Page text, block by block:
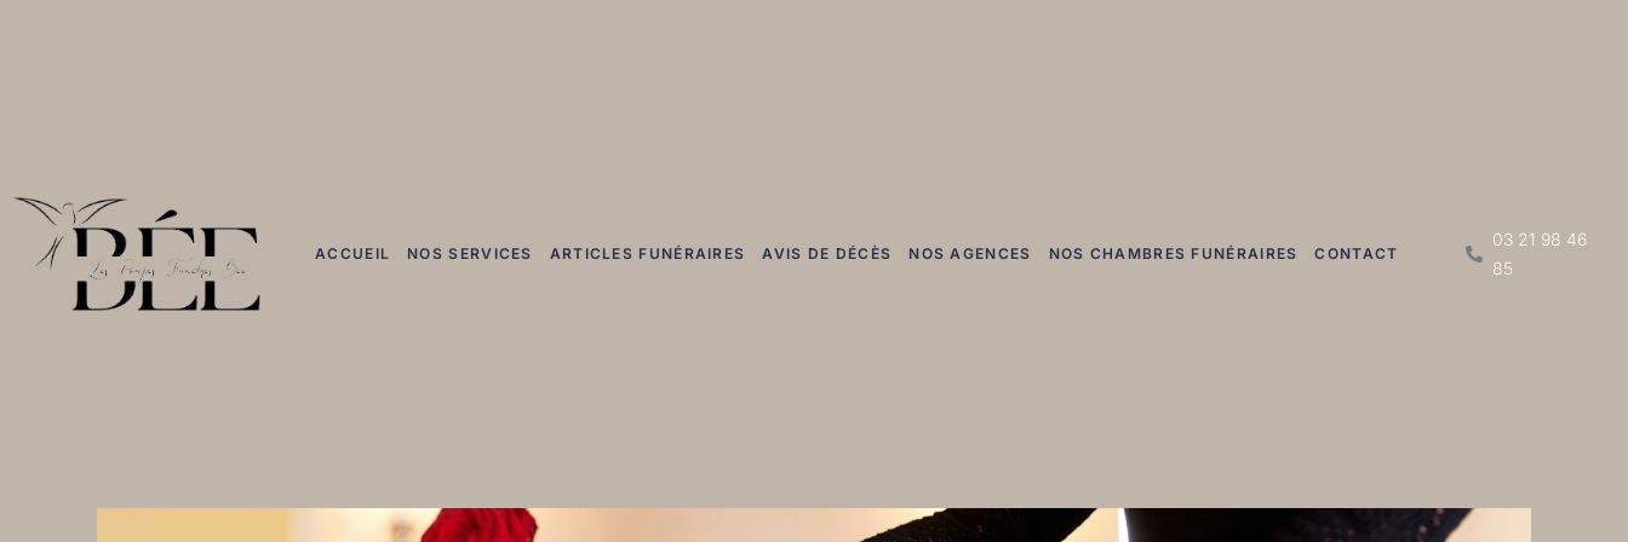
ACCUEIL NOS SERVICES ARTICLES FUNÉRAIRES AVIS DE DÉCÈS NOS AGENCES NOS CHAMBRES FUNÉRAIRES CONTACT
03 21 98 46
85